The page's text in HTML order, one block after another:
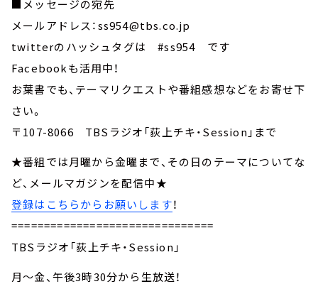
■メッセージの宛先
メールアドレス：ss954@tbs.co.jp
twitterのハッシュタグは #ss954 です
Facebookも活用中！
お葉書でも、テーマリクエストや番組感想などをお寄せ下
さい。
〒107-8066 TBSラジオ「荻上チキ・Session」まで
★番組では月曜から金曜まで、その日のテーマについてな
ど、メールマガジンを配信中★
登録はこちらからお願いします！
===============================
TBSラジオ「荻上チキ・Session」
月～金、午後3時30分から生放送！